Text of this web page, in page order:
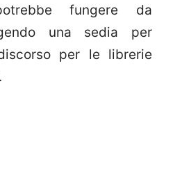
fungere da
una sedia per
per le librerie